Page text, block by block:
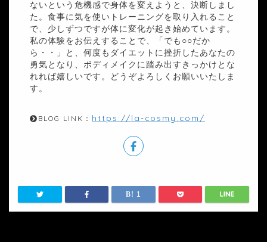
ないという危機感で身体を変えようと、決断しまし
た。食事に気を使いトレーニングを取り入れること
で、少しずつですが体に変化が起き始めています。
私の体験をお伝えすることで、「でも○○だか
ら・・」と、何度もダイエットに挫折したあなたの
勇気となり、ボディメイクに踏み出すきっかけとな
れれば嬉しいです。どうぞよろしくお願いいたしま
す。
BLOG LINK： https://la-cosmy.com/
1